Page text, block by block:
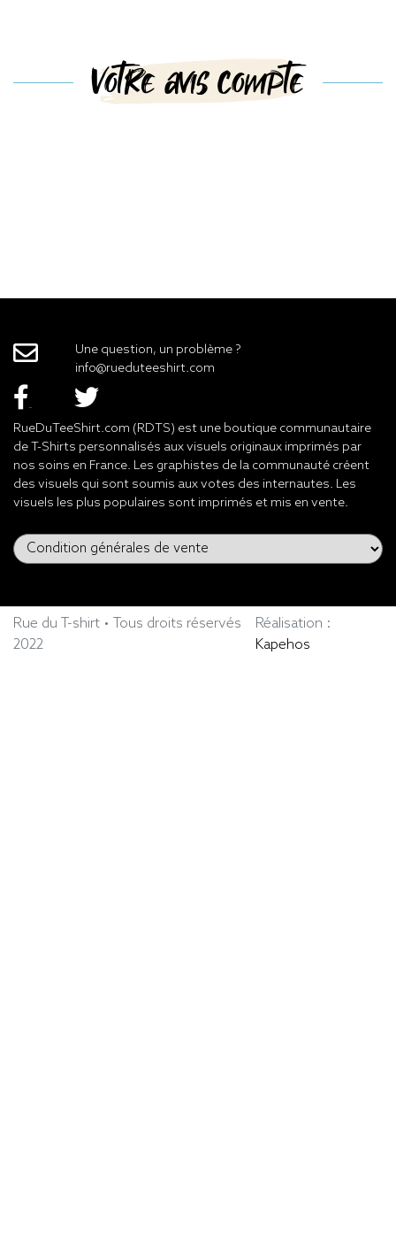
Votre avis compte
Une question, un problème ?
info@rueduteeshirt.com
RueDuTeeShirt.com (RDTS) est une boutique communautaire
de T-Shirts personnalisés aux visuels originaux imprimés par
nos soins en France. Les graphistes de la communauté créent
des visuels qui sont soumis aux votes des internautes. Les
visuels les plus populaires sont imprimés et mis en vente.
Rue du T-shirt • Tous droits réservés
2022
Réalisation :
Kapehos